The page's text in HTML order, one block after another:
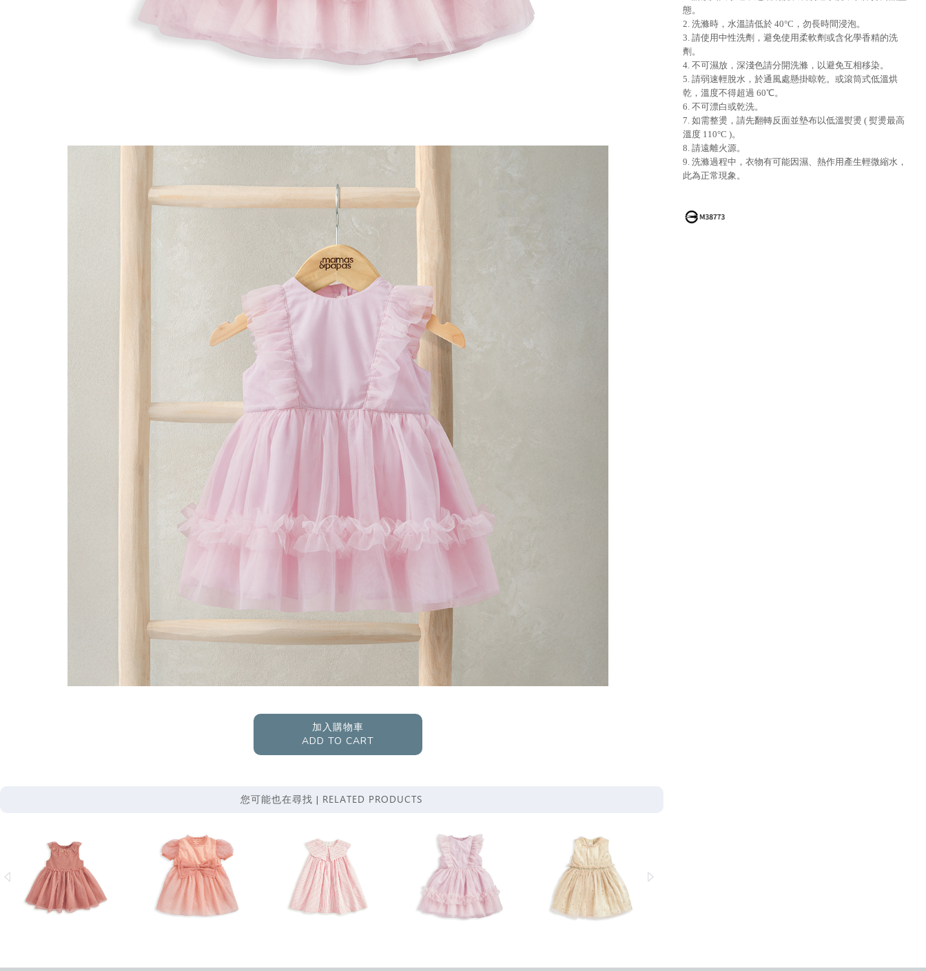
態。
2. 洗滌時，水溫請低於 40°C，勿長時間浸泡。
3. 請使用中性洗劑，避免使用柔軟劑或含化學香精的洗
劑。
4. 不可濕放，深淺色請分開洗滌，以避免互相移染。
5. 請弱速輕脫水，於通風處懸掛晾乾。或滾筒式低溫烘
乾，溫度不得超過 60℃。
6. 不可漂白或乾洗。
7. 如需整燙，請先翻轉反面並墊布以低溫熨燙 ( 熨燙最高
溫度 110°C )。
8. 請遠離火源。
9. 洗滌過程中，衣物有可能因濕、熱作用產生輕微縮水，
此為正常現象。
加入購物車
ADD TO CART
您可能也在尋找 | RELATED PRODUCTS